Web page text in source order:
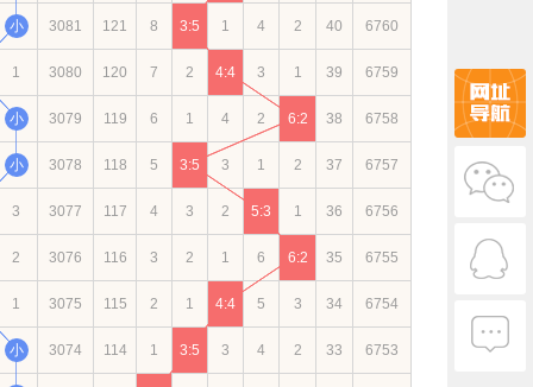
小 3081 121 8 3:5 1 4 2 40 6760
1 3080 120 7 2 4:4 3 1 39 6759
小 3079 119 6 1 4 2 6:2 38 6758
小 3078 118 5 3:5 3 1 2 37 6757
3 3077 117 4 3 2 5:3 1 36 6756
2 3076 116 3 2 1 6 6:2 35 6755
1 3075 115 2 1 4:4 5 3 34 6754
小 3074 114 1 3:5 3 4 2 33 6753